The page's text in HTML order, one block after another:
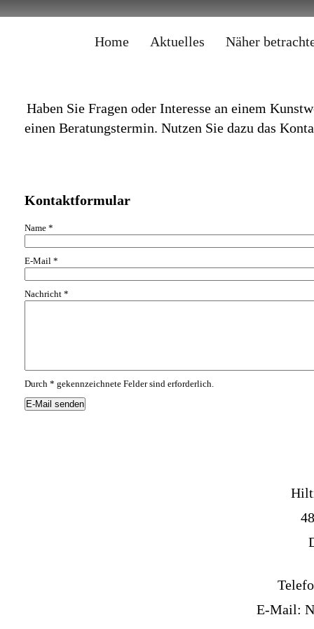
Home Aktuelles Näher
Haben Sie Fragen oder Interesse an einem
einen Beratungstermin. Nutzen Sie dazu das
Kontaktformular
Name *
E-Mail *
Nachricht *
Durch * gekennzeichnete Felder sind erforderlich.
E-Mail: